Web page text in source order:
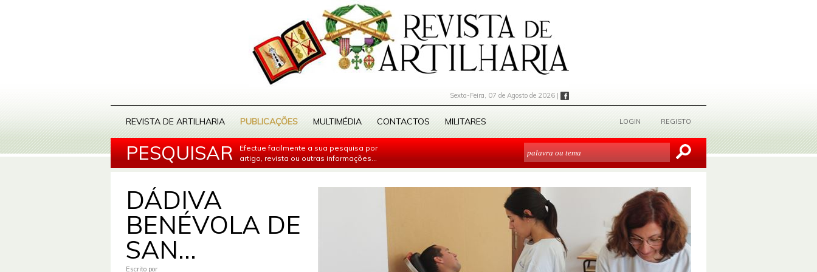
Sexta-Feira, 07 de Agosto de 2026 |
REVISTA DE ARTILHARIA PUBLICAÇÕES MULTIMÉDIA CONTACTOS MILITARES LOGIN REGISTO
PESQUISAR
Efectue facilmente a sua pesquisa por
artigo, revista ou outras informações...
DÁDIVA
BENÉVOLA DE
SAN...
Escrito por